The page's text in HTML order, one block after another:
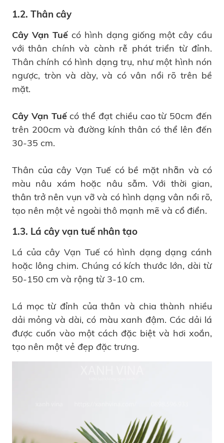
1.2. Thân cây
Cây Vạn Tuế có hình dạng giống một cây cầu
với thân chính và cành rễ phát triển từ đỉnh.
Thân chính có hình dạng trụ, như một hình nón
ngược, tròn và dày, và có vân nổi rõ trên bề
mặt.
Cây Vạn Tuếcó thể đạt chiều cao từ 50cm đến
trên 200cm và đường kính thân có thể lên đến
30-35 cm.
Thân của cây Vạn Tuế có bề mặt nhẵn và có
màu nâu xám hoặc nâu sẫm. Với thời gian,
thân trở nên vụn vỡ và có hình dạng vân nổi rõ,
tạo nên một vẻ ngoài thô mạnh mẽ và cổ điển.
1.3. Lá cây vạn tuế nhân tạo
Lá của cây Vạn Tuế có hình dạng dạng cánh
hoặc lông chim. Chúng có kích thước lớn, dài từ
50-150 cm và rộng từ 3-10 cm.
Lá mọc từ đỉnh của thân và chia thành nhiều
dải mỏng và dài, có màu xanh đậm. Các dải lá
được cuốn vào một cách đặc biệt và hơi xoắn,
tạo nên một vẻ đẹp đặc trưng.